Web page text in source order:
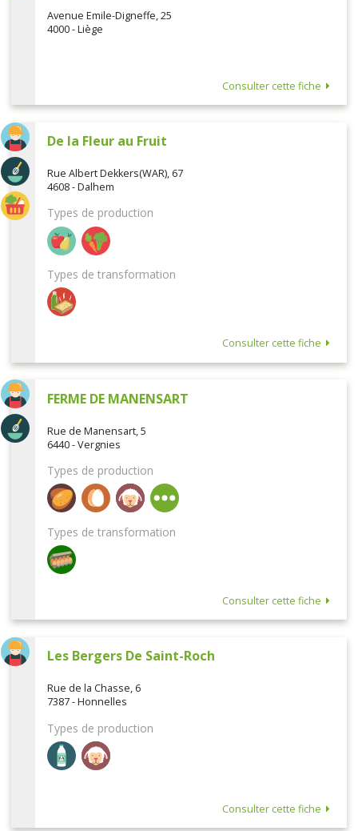
Avenue Emile-Digneffe, 25
4000 - Liège
Consulter cette fiche
De la Fleur au Fruit
Rue Albert Dekkers(WAR), 67
4608 - Dalhem
Types de production
Types de transformation
Consulter cette fiche
FERME DE MANENSART
Rue de Manensart, 5
6440 - Vergnies
Types de production
Types de transformation
Consulter cette fiche
Les Bergers De Saint-Roch
Rue de la Chasse, 6
7387 - Honnelles
Types de production
Consulter cette fiche